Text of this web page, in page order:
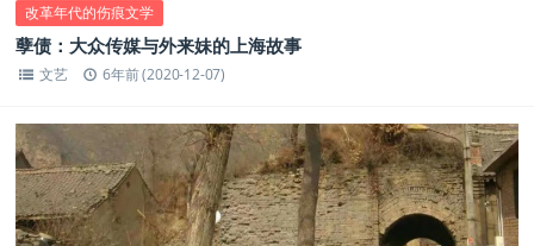
改革年代的伤痕文学
孽债：大众传媒与外来妹的上海故事
文艺 6年前 (2020-12-07)